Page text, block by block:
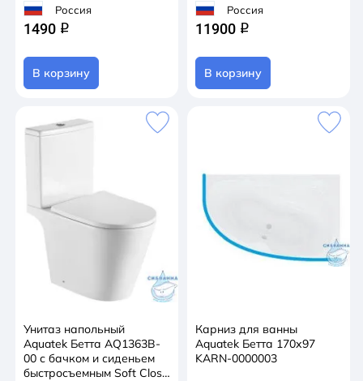
Россия
1490 q
В корзину
Россия
11900 q
В корзину
Унитаз напольный
Aquatek Бетта AQ1363B-
00 с бачком и сиденьем
быстросъемным Soft Close
Карниз для ванны
Aquatek Бетта 170х97
KARN-0000003